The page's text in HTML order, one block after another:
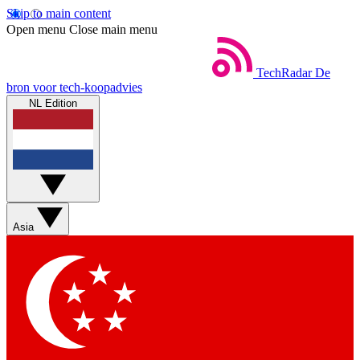
Skip to main content
Open menu Close main menu
TechRadar De
bron voor tech-koopadvies
NL Edition
Asia